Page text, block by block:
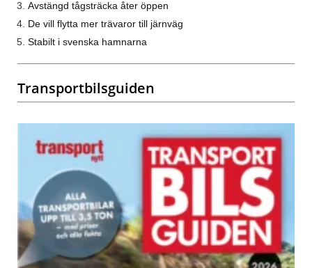
Avstängd tågsträcka åter öppen
De vill flytta mer trävaror till järnväg
Stabilt i svenska hamnarna
Transportbilsguiden